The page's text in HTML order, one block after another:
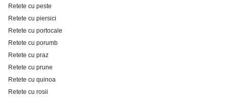
Retete cu peste
Retete cu piersici
Retete cu portocale
Retete cu porumb
Retete cu praz
Retete cu prune
Retete cu quinoa
Retete cu rosii